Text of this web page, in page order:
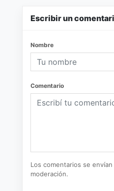
Escribir un
Nombre
Comentario
Los comentarios se
moderación.